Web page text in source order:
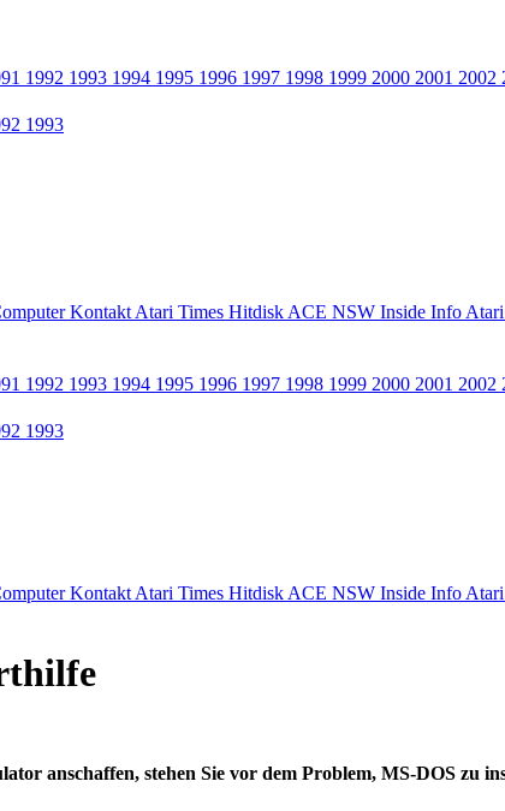
1992 1993 1994 1995 1996 1997 1998 1999 2000 2001 2002
1993
Kontakt Atari Times Hitdisk ACE NSW Inside Info
1992 1993 1994 1995 1996 1997 1998 1999 2000 2001 2002
1993
Kontakt Atari Times Hitdisk ACE NSW Inside Info
anschaffen, stehen Sie vor dem Problem, MS-DOS